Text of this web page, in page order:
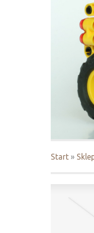
Start »